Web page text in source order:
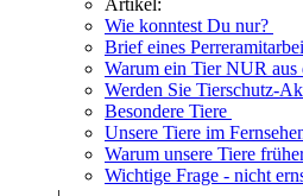
Artikel:
Wie konntest Du nur?
Brief eines
Warum ein Tier NUR aus
Werden Sie Tierschutz-
Besondere Tiere
Unsere Tiere im
Warum unsere Tiere
Wichtige Frage - nicht